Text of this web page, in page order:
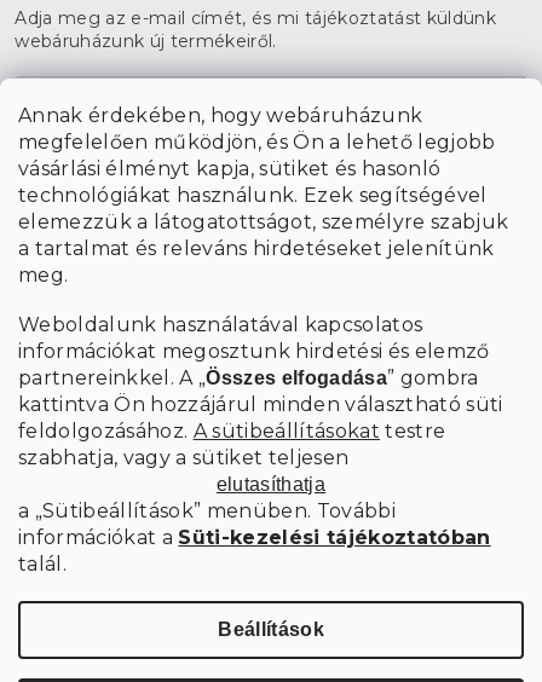
Annak érdekében, hogy webáruházunk
megfelelően működjön, és Ön a lehető legjobb
vásárlási élményt kapja, sütiket és hasonló
technológiákat használunk. Ezek segítségével
elemezzük a látogatottságot, személyre szabjuk
a tartalmat és releváns hirdetéseket jelenítünk
meg.
Weboldalunk használatával kapcsolatos
információkat megosztunk hirdetési és elemző
partnereinkkel. A „Összes elfogadása” gombra
kattintva Ön hozzájárul minden választható süti
feldolgozásához. A sütibeállításokat testre
szabhatja, vagy a sütiket teljesen
elutasíthatja
a „Sütibeállítások” menüben. További
információkat a Süti-kezelési tájékoztatóban
talál.
Beállítások
Adja meg az e-mail címét, és mi tájékoztatást küldünk
webáruházunk új termékeiről.
A hírlevelekre való feliratkozással egyetérteka személyes
adatok feldolgozásával.
FELIRATKOZÁS